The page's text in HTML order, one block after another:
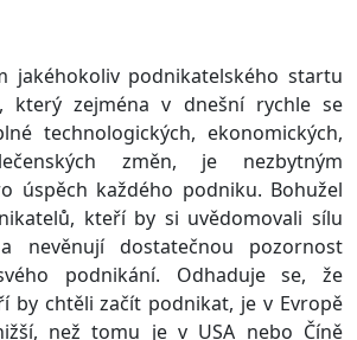
jakéhokoliv podnikatelského startu
který zejména v dnešní rychle se
technologických, ekonomických,
změn, je nezbytným
úspěch každého podniku. Bohužel
kteří by si uvědomovali sílu
nevěnují dostatečnou pozornost
podnikání. Odhaduje se, že
by chtěli začít podnikat, je v Evropě
než tomu je v USA nebo Číně